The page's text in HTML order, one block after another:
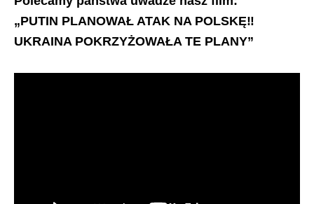
„PUTIN PLANOWAŁ ATAK NA POLSKĘ‼️
UKRAINA POKRZYŻOWAŁA TE PLANY”